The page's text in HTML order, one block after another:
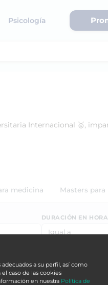
Psicología
Internacional 🥇,
medicina Masters
DURACIÓN EN
Te puede
a su perfil, así como
caso de las cookies
en nuestra Política de